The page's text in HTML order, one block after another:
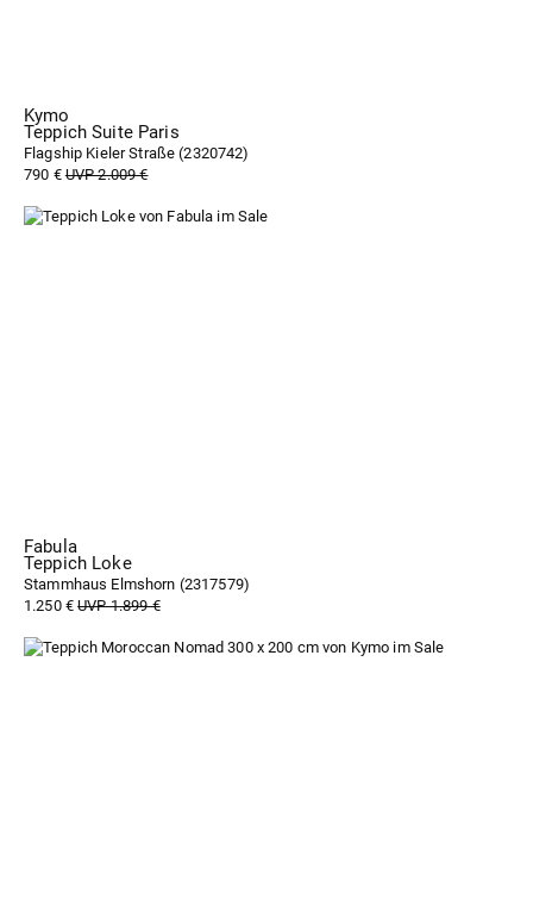
Kymo
Teppich Suite Paris
Flagship Kieler Straße (2320742)
790 €UVP 2.009 €
Fabula
Teppich Loke
Stammhaus Elmshorn (2317579)
1.250 €UVP 1.899 €